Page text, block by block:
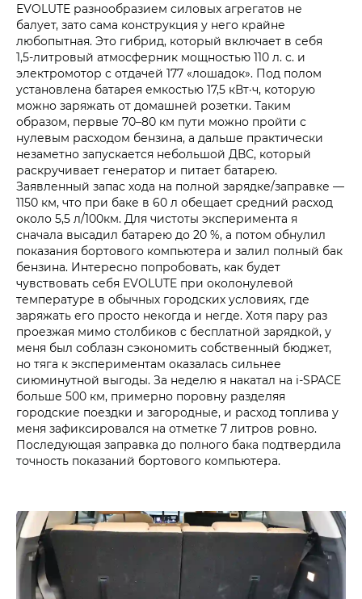
EVOLUTE разнообразием силовых агрегатов не
балует, зато сама конструкция у него крайне
любопытная. Это гибрид, который включает в себя
1,5‑литровый атмосферник мощностью 110 л. с. и
электромотор с отдачей 177 «лошадок». Под полом
установлена батарея емкостью 17,5 кВт·ч, которую
можно заряжать от домашней розетки. Таким
образом, первые 70–80 км пути можно пройти с
нулевым расходом бензина, а дальше практически
незаметно запускается небольшой ДВС, который
раскручивает генератор и питает батарею.
Заявленный запас хода на полной зарядке/заправке —
1150 км, что при баке в 60 л обещает средний расход
около 5,5 л/100км. Для чистоты эксперимента я
сначала высадил батарею до 20 %, а потом обнулил
показания бортового компьютера и залил полный бак
бензина. Интересно попробовать, как будет
чувствовать себя EVOLUTE при околонулевой
температуре в обычных городских условиях, где
заряжать его просто некогда и негде. Хотя пару раз
проезжая мимо столбиков с бесплатной зарядкой, у
меня был соблазн сэкономить собственный бюджет,
но тяга к экспериментам оказалась сильнее
сиюминутной выгоды. За неделю я накатал на i‑SPACE
больше 500 км, примерно поровну разделяя
городские поездки и загородные, и расход топлива у
меня зафиксировался на отметке 7 литров ровно.
Последующая заправка до полного бака подтвердила
точность показаний бортового компьютера.